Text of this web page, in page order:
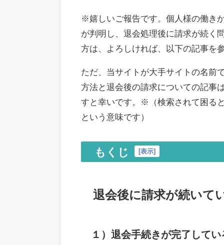
※嬉しいご報告です。個人様の働き
が判明し、退会処理後に請求が続く
方は、よろしければ、以下の記事を
ただ、当サイトが大手サイトの名前
方法と退会後の請求についての記事
すと幸いです。※（検索されて困る
という意味です）
もくじ [表示]
退会後に請求が続いて
１）退会手続きが完了して